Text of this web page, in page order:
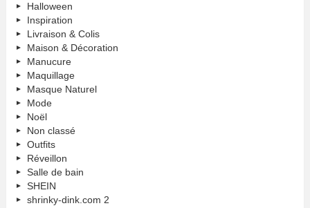
Halloween
Inspiration
Livraison & Colis
Maison & Décoration
Manucure
Maquillage
Masque Naturel
Mode
Noël
Non classé
Outfits
Réveillon
Salle de bain
SHEIN
shrinky-dink.com 2